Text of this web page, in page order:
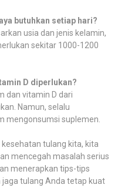
butuhkan setiap hari?
usia dan jenis kelamin,
sekitar 1000-1200
D diperlukan?
dan vitamin D dari
Namun, selalu
mengonsumsi suplemen.
tulang kita, kita
mencegah masalah serius
menerapkan tips-tips
jaga tulang Anda tetap kuat